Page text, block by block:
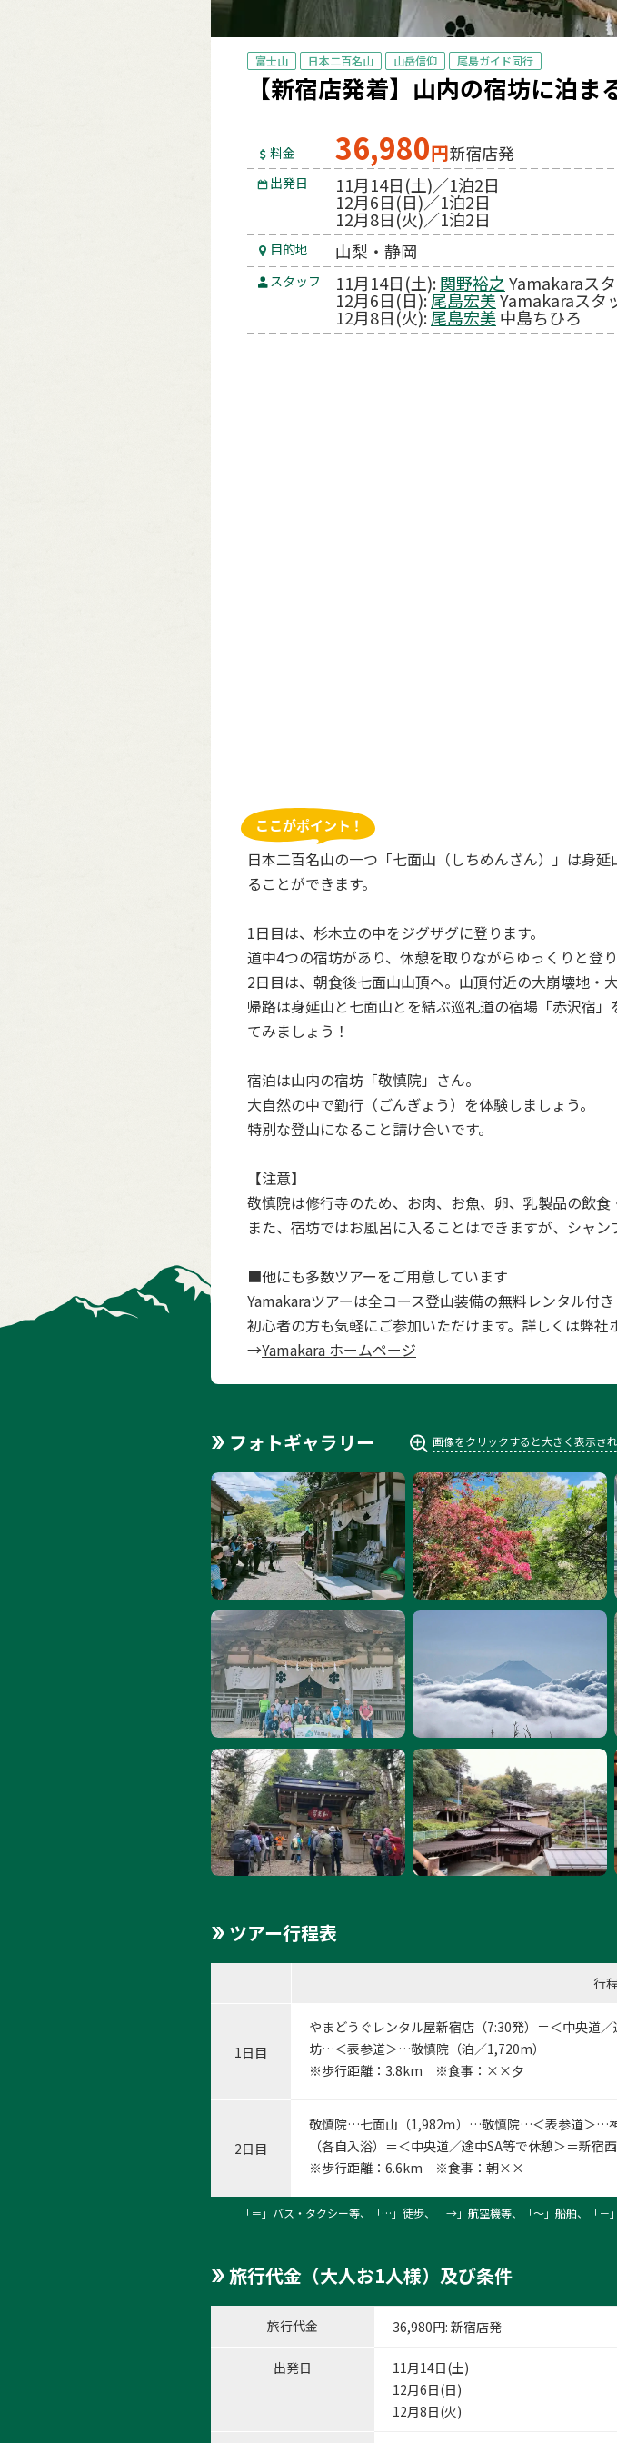
富士山 日本二百名山 山岳信仰 尾島ガイド同行
【新宿店発着】山内の宿坊に泊
料金 36,980円新宿店発
出発日 11月14日(土)／1泊2日
12月6日(日)／1泊2日
12月8日(火)／1泊2日
目的地 山梨・静岡
スタッフ 11月14日(土):関野裕之 Yamakaraス
12月6日(日):尾島宏美Yamakaraスタ
12月8日(火):尾島宏美中島ちひろ
日本二百名山の一つ「七面山（しちめんざん）」は身
ることができます。
1日目は、杉木立の中をジグザグに登ります。
道中4つの宿坊があり、休憩を取りながらゆっくりと登り
2日目は、朝食後七面山山頂へ。山頂付近の大崩壊地・
帰路は身延山と七面山とを結ぶ巡礼道の宿場「赤沢宿
てみましょう！
宿泊は山内の宿坊「敬慎院」さん。
大自然の中で勤行（ごんぎょう）を体験しましょう。
特別な登山になること請け合いです。
【注意】
敬慎院は修行寺のため、お肉、お魚、卵、乳製品の飲食
また、宿坊ではお風呂に入ることはできますが、シャ
■他にも多数ツアーをご用意しています
Yamakaraツアーは全コース登山装備の無料レンタル付き
初心者の方も気軽にご参加いただけます。詳しくは弊社
→Yamakara ホームページ
フォトギャラリー 画像をクリックすると大きく表示さ
ツアー行程表
行程
1日目
やまどうぐレンタル屋新宿店 （7:30発）＝＜中央道
坊…＜表参道＞…敬慎院（泊／1,720m）
※歩行距離：3.8km ※食事：××夕
2日目
敬慎院…七面山（1,982ｍ）…敬慎院…＜表参道＞…
（各自入浴）＝＜中央道／途中SA等で休憩＞＝新宿
※歩行距離：6.6km ※食事：朝××
「＝」バス・タクシー等、「…」徒歩、「→」航空機等、「〜」船舶、「－
旅行代金（大人お1人様）及び条件
旅行代金 36,980円: 新宿店発
出発日
11月14日(土)
12月6日(日)
12月8日(火)
1:神力坊にて
1/11